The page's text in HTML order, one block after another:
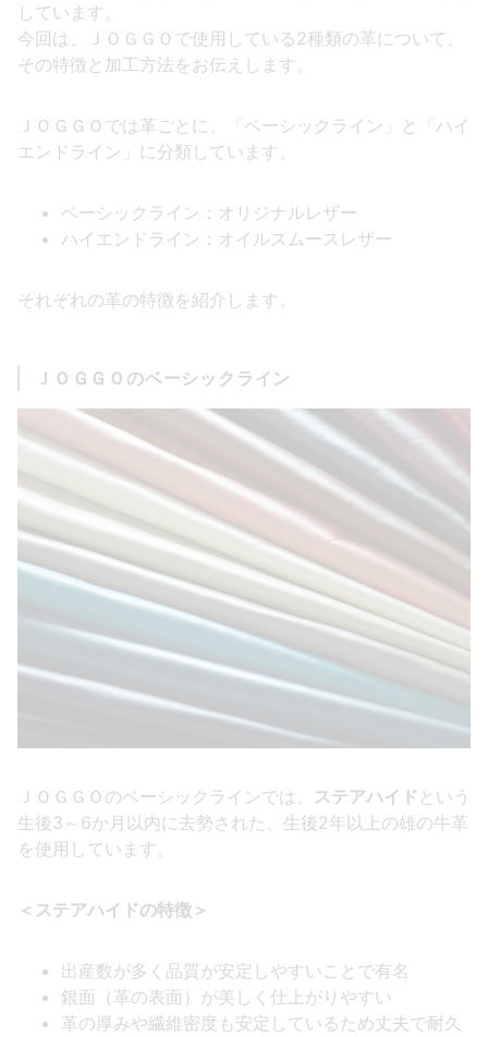
しています。
今回は、ＪＯＧＧＯで使用している2種類の革について、
その特徴と加工方法をお伝えします。
ＪＯＧＧＯでは革ごとに、「ベーシックライン」と「ハイ
エンドライン」に分類しています。
ベーシックライン：オリジナルレザー
ハイエンドライン：オイルスムースレザー
それぞれの革の特徴を紹介します。
ＪＯＧＧＯ のベーシックライン
ＪＯＧＧＯのベーシックラインでは、 ステアハイド という
生後3～6か月以内に去勢された、生後2年以上の雄の牛革
を使用しています。
＜ステアハイドの特徴＞
出産数が多く品質が安定しやすいことで有名
銀面（革の表面）が美しく仕上がりやすい
革の厚みや繊維密度も安定しているため丈夫で耐久